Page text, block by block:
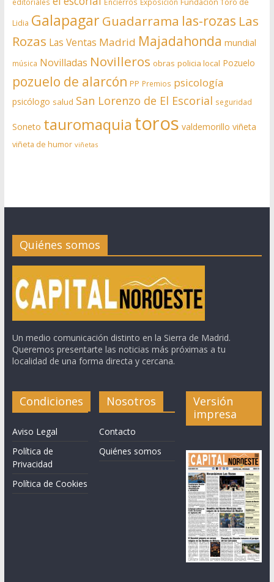
Lidia Galapagar Guadarrama las-rozas Las
Rozas Las Ventas Madrid Majadahonda mundial
música Novilladas Novilleros obras policia local Pozuelo
pozuelo de alarcón PP Premios psicología
psicólogo salud San Lorenzo de El Escorial seguridad
Soneto tauromaquia toros valdemorillo viñeta
viñeta de humor viñetas
Quiénes somos
Un medio comunicación distinto en la Sierra de Madrid.
Queremos presentarte las noticias más próximas a tu
localidad de una forma directa y cercana.
Condiciones
Aviso Legal
Política de
Privacidad
Política de Cookies
Nosotros
Contacto
Quiénes somos
Versión
impresa